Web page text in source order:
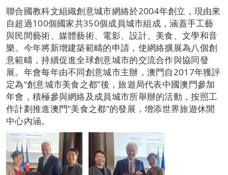
聯合國教科文組織創意城市網絡於2004年創立，現由來
自超過100個國家共350個成員城市組成，涵蓋手工藝
與民間藝術、媒體藝術、電影、設計、美食、文學和音
樂。今年將新增建築範疇的申請，使網絡擴展為八個創
意範疇，持續促進全球創意城市的交流合作與協同發
展。年會每年由不同創意城市主辦，澳門自2017年獲評
定為“創意城市美食之都”後，旅遊局代表中國澳門參加
年會，積極參與網絡及成員城市所舉辦的活動，按照工
作計劃推進澳門“美食之都”的發展，增添世界旅遊休閒
中心內涵。